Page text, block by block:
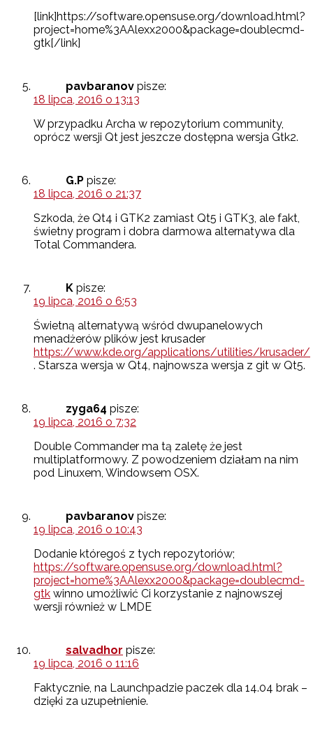
[link]https://software.opensuse.org/download.html?
project=home%3AAlexx2000&package=doublecmd-
gtk[/link]
pavbaranov pisze:
18 lipca, 2016 o 13:13
W przypadku Archa w repozytorium community,
oprócz wersji Qt jest jeszcze dostępna wersja Gtk2.
G.P pisze:
18 lipca, 2016 o 21:37
Szkoda, że Qt4 i GTK2 zamiast Qt5 i GTK3, ale fakt,
świetny program i dobra darmowa alternatywa dla
Total Commandera.
K pisze:
19 lipca, 2016 o 6:53
Świetną alternatywą wśród dwupanelowych
menadżerów plików jest krusader
https://www.kde.org/applications/utilities/krusader/
. Starsza wersja w Qt4, najnowsza wersja z git w Qt5.
zyga64 pisze:
19 lipca, 2016 o 7:32
Double Commander ma tą zaletę że jest
multiplatformowy. Z powodzeniem działam na nim
pod Linuxem, Windowsem OSX.
pavbaranov pisze:
19 lipca, 2016 o 10:43
Dodanie któregoś z tych repozytoriów;
https://software.opensuse.org/download.html?
project=home%3AAlexx2000&package=doublecmd-
gtk winno umożliwić Ci korzystanie z najnowszej
wersji również w LMDE
salvadhor pisze:
19 lipca, 2016 o 11:16
Faktycznie, na Launchpadzie paczek dla 14.04 brak –
dzięki za uzupełnienie.